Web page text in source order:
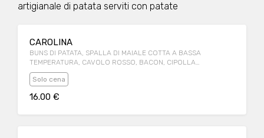
artigianale di patata serviti con patate
CAROLINA
BUNS DI PATATA, SPALLA DI MAIALE COTTA A BASSA
TEMPERATURA, CAVOLO ROSSO, BACON, CIPOLLA
CROCCANTE, SALSA BBQ
Solo cena
16.00 €